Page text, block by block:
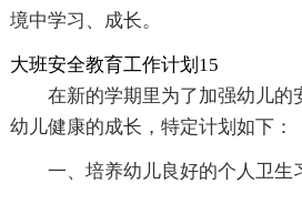
境中学习、成长。
大班安全教育工作计划15
在新的学期里为了加强幼儿的
幼儿健康的成长，特定计划如下：
一、培养幼儿良好的个人卫生